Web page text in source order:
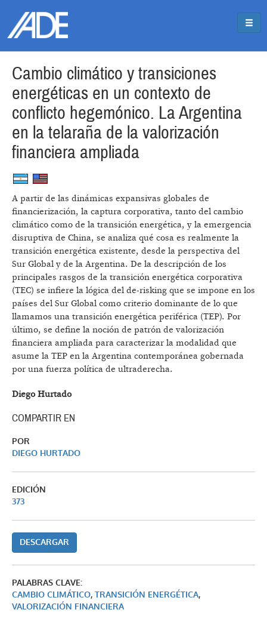
Cambio climático y transiciones
energéticas en un contexto de
conflicto hegemónico. La Argentina
en la telaraña de la valorización
financiera ampliada
A partir de las dinámicas expansivas globales de
financierización, la captura corporativa, tanto del cambio
climático como de la transición energética, y la emergencia
disruptiva de China, se analiza qué cosa es realmente la
transición energética existente, desde la perspectiva del
Sur Global y de la Argentina. De la descripción de los
principales rasgos de la transición energética corporativa
(TEC) se infiere la lógica del de-risking que se impone en los
países del Sur Global como criterio dominante de lo que
llamamos una transición energética periférica (TEP). Por
último, se define la noción de patrón de valorización
financiera ampliada para caracterizar la modalidad que
asume la TEP en la Argentina contemporánea gobernada
por una fuerza política de ultraderecha.
Diego Hurtado
COMPARTIR EN
POR
DIEGO HURTADO
EDICIÓN
373
DESCARGAR
PALABRAS CLAVE:
CAMBIO CLIMÁTICO, TRANSICIÓN ENERGÉTICA,
VALORIZACIÓN FINANCIERA